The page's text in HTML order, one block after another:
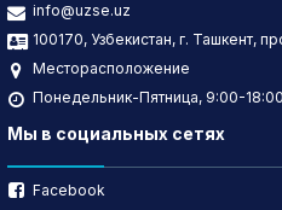
info@uzse.uz
100170, Узбекистан, г. Ташкент,
Месторасположение
Понедельник-Пятница, 9:00-18:00
Мы в социальных сетях
Facebook